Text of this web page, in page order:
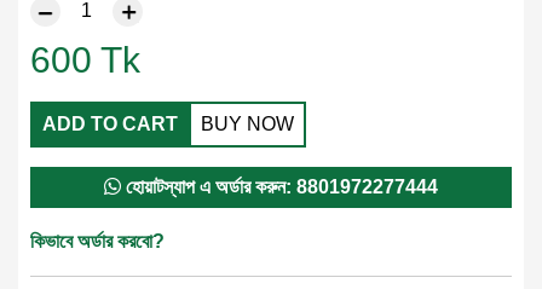
600 Tk
ADD TO CART BUY NOW
হোয়াটস্যাপ এ অর্ডার করুন: 8801972277444
কিভাবে অর্ডার করবো?